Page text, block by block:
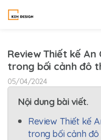
Review Thiết kế
trong bối cảnh đô
05/04/2024
Nội dung bài viết.
Review Thiết kế
trong bối cảnh đô